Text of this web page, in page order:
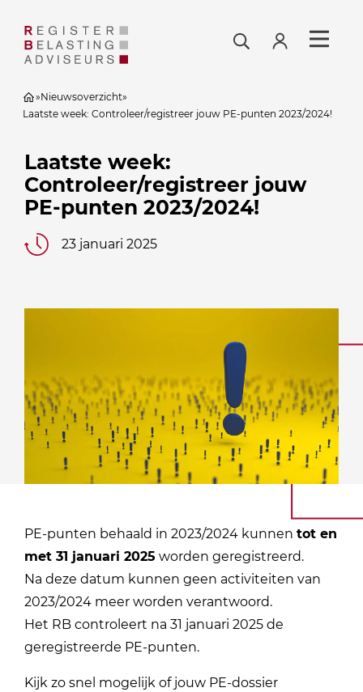
»Nieuwsoverzicht»
Laatste week: Controleer/registreer jouw PE-punten 2023/2024!
Laatste week:
Controleer/registreer jouw
PE-punten 2023/2024!
23 januari 2025
PE-punten behaald in 2023/2024 kunnentot en
met 31 januari 2025 worden geregistreerd.
Na deze datum kunnen geen activiteiten van
2023/2024 meer worden verantwoord.
Het RB controleert na 31 januari 2025 de
geregistreerde PE-punten.
Kijk zo snel mogelijk of jouw PE-dossier